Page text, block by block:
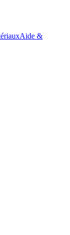
Aide &